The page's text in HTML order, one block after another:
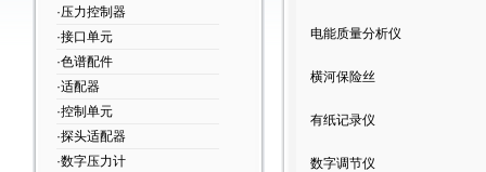
·压力控制器
·接口单元
·色谱配件
·适配器
·控制单元
·探头适配器
·数字压力计
电能质量分析仪
横河保险丝
有纸记录仪
数字调节仪